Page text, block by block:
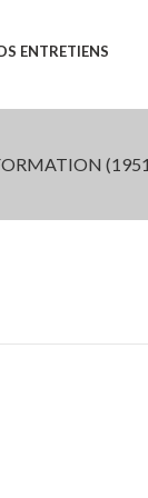
ENTRETIENS